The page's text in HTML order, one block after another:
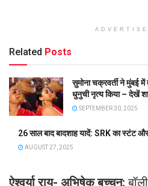
Related Posts
सुमोना चक्रवर्ती ने मुंबई में
धुनुची नृत्य किया – देखें
SEPTEMBER 30, 2025
26 साल बाद बादशाह यादें: SRK का स्टंट
AUGUST 27, 2025
ऐश्वर्या राय- अभिषेक बच्चन: